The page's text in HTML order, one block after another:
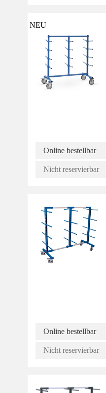
NEU
Online bestellbar
Nicht reservierbar
Online bestellbar
Nicht reservierbar